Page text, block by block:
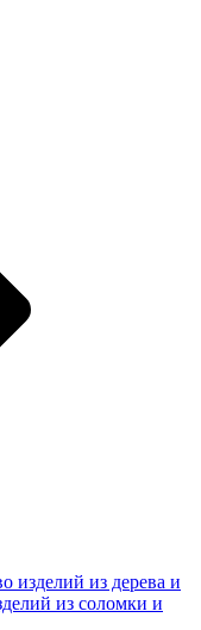
изделий из дерева и
из соломки и